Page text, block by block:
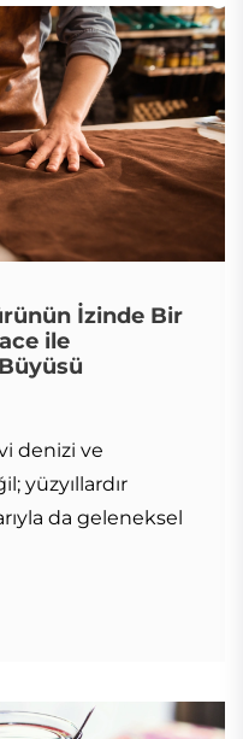
İzinde Bir
ile
denizi ve
yüzyıllardır
da geleneksel